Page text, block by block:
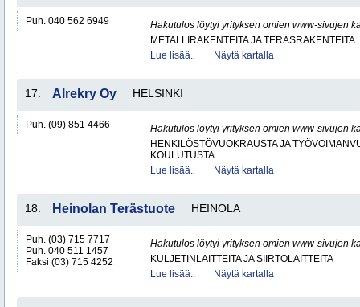
Puh. 040 562 6949
Hakutulos löytyi yrityksen omien www-sivujen
METALLIRAKENTEITA JA TERÄSRAKENTEITA
Lue lisää..
Näytä kartalla
17. Alrekry Oy HELSINKI
Puh. (09) 851 4466
Hakutulos löytyi yrityksen omien www-sivujen
HENKILÖSTÖVUOKRAUSTA JA
KOULUTUSTA
Lue lisää..
Näytä kartalla
18. Heinolan Terästuote HEINOLA
Puh. (03) 715 7717
Puh. 040 511 1457
Faksi (03) 715 4252
Hakutulos löytyi yrityksen omien www-sivujen
KULJETINLAITTEITA JA SIIRTOLAITTEITA
Lue lisää..
Näytä kartalla